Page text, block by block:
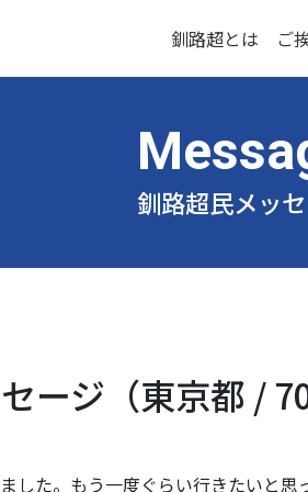
釧路超とは ご
釧路超民メッ
ージ（東京都 / 70
した。もう一度ぐらい行きたいと